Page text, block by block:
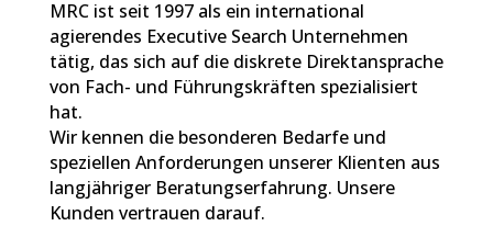
MRC ist seit 1997 als ein international
agierendes Executive Search Unternehmen
tätig, das sich auf die diskrete Direktansprache
von Fach- und Führungskräften spezialisiert
hat.
Wir kennen die besonderen Bedarfe und
speziellen Anforderungen unserer Klienten aus
langjähriger Beratungserfahrung. Unsere
Kunden vertrauen darauf.